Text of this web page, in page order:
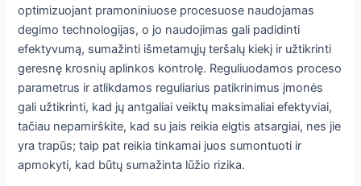
optimizuojant pramoniniuose procesuose naudojamas
degimo technologijas, o jo naudojimas gali padidinti
efektyvumą, sumažinti išmetamųjų teršalų kiekį ir užtikrinti
geresnę krosnių aplinkos kontrolę. Reguliuodamos proceso
parametrus ir atlikdamos reguliarius patikrinimus įmonės
gali užtikrinti, kad jų antgaliai veiktų maksimaliai efektyviai,
tačiau nepamirškite, kad su jais reikia elgtis atsargiai, nes jie
yra trapūs; taip pat reikia tinkamai juos sumontuoti ir
apmokyti, kad būtų sumažinta lūžio rizika.